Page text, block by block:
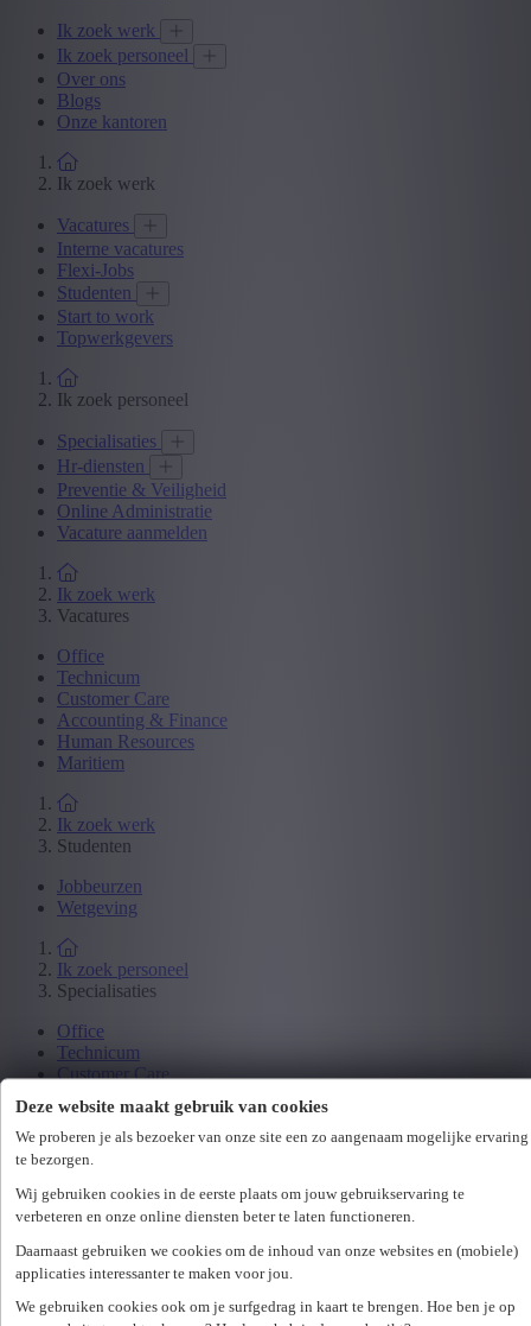
Deze website maakt gebruik van cookies
We proberen je als bezoeker van onze site een zo aangenaam mogelijke ervaring
te bezorgen.
Wij gebruiken cookies in de eerste plaats om jouw gebruikservaring te
verbeteren en onze online diensten beter te laten functioneren.
Daarnaast gebruiken we cookies om de inhoud van onze websites en (mobiele)
applicaties interessanter te maken voor jou.
We gebruiken cookies ook om je surfgedrag in kaart te brengen. Hoe ben je op
Ik zoek werk
Ik zoek personeel
Over ons
Blogs
Onze kantoren
Ik zoek werk
Vacatures
Interne vacatures
Flexi-Jobs
Studenten
Start to work
Topwerkgevers
Ik zoek personeel
Specialisaties
Hr-diensten
Preventie & Veiligheid
Online Administratie
Vacature aanmelden
Ik zoek werk
Vacatures
Office
Technicum
Customer Care
Accounting & Finance
Human Resources
Maritiem
Ik zoek werk
Studenten
Jobbeurzen
Wetgeving
Ik zoek personeel
Specialisaties
Office
Technicum
Customer Care
Accounting & Finance
Human Resources
Maritiem
Ik zoek personeel
Hr-diensten
Assessments
Flexi-jobs
Projectsourcing